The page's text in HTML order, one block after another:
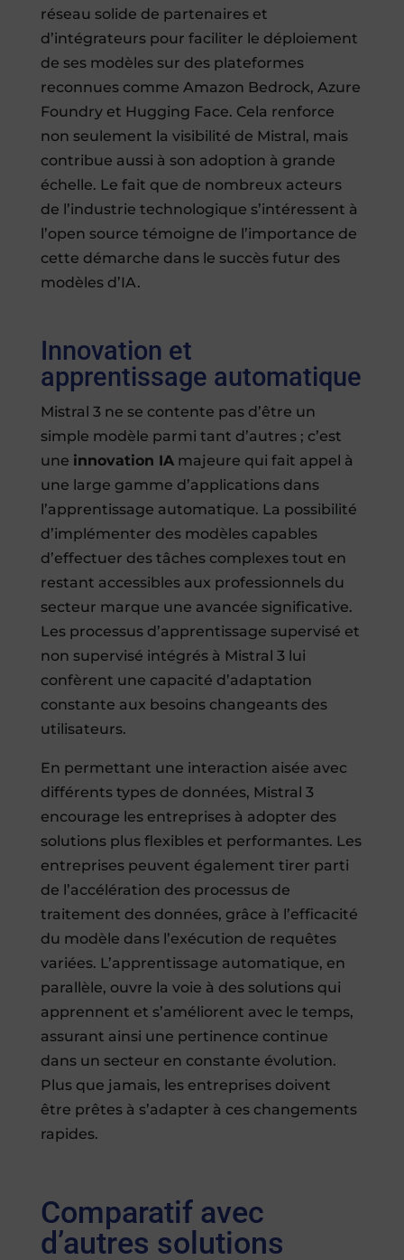
réseau solide de partenaires et
d’intégrateurs pour faciliter le déploiement
de ses modèles sur des plateformes
reconnues comme Amazon Bedrock, Azure
Foundry et Hugging Face. Cela renforce
non seulement la visibilité de Mistral, mais
contribue aussi à son adoption à grande
échelle. Le fait que de nombreux acteurs
de l’industrie technologique s’intéressent à
l’open source témoigne de l’importance de
cette démarche dans le succès futur des
modèles d’IA.
Innovation et
apprentissage automatique
Mistral 3 ne se contente pas d’être un
simple modèle parmi tant d’autres ; c’est
une innovation IAmajeure qui fait appel à
une large gamme d’applications dans
l’apprentissage automatique. La possibilité
d’implémenter des modèles capables
d’effectuer des tâches complexes tout en
restant accessibles aux professionnels du
secteur marque une avancée significative.
Les processus d’apprentissage supervisé et
non supervisé intégrés à Mistral 3 lui
confèrent une capacité d’adaptation
constante aux besoins changeants des
utilisateurs.
En permettant une interaction aisée avec
différents types de données, Mistral 3
encourage les entreprises à adopter des
solutions plus flexibles et performantes. Les
entreprises peuvent également tirer parti
de l’accélération des processus de
traitement des données, grâce à l’efficacité
du modèle dans l’exécution de requêtes
variées. L’apprentissage automatique, en
parallèle, ouvre la voie à des solutions qui
apprennent et s’améliorent avec le temps,
assurant ainsi une pertinence continue
dans un secteur en constante évolution.
Plus que jamais, les entreprises doivent
être prêtes à s’adapter à ces changements
rapides.
Comparatif avec
d’autres solutions